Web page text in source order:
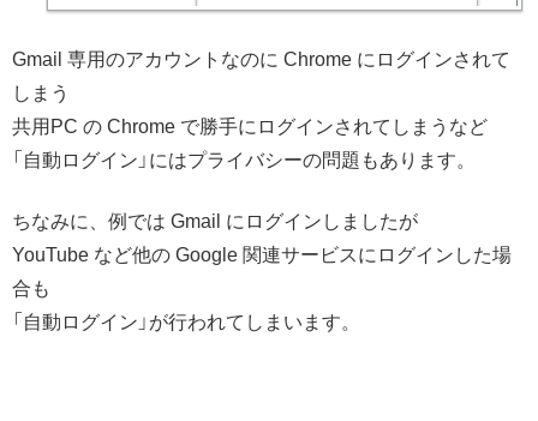
Gmail 専用のアカウントなのに Chrome にログインされて
しまう
共用PC の Chrome で勝手にログインされてしまうなど
「自動ログイン」にはプライバシーの問題もあります。
ちなみに、例では Gmail にログインしましたが
YouTube など他の Google 関連サービスにログインした場
合も
「自動ログイン」が行われてしまいます。